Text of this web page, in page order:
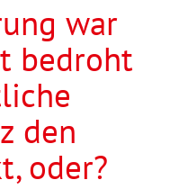
war
bedroht
den
oder?